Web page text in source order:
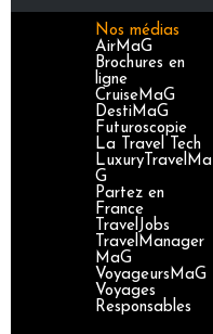
Nos médias
AirMaG
Brochures en
ligne
CruiseMaG
DestiMaG
Futuroscopie
La Travel Tech
LuxuryTravelMa
G
Partez en
France
TravelJobs
TravelManager
MaG
VoyageursMaG
Voyages
Responsables